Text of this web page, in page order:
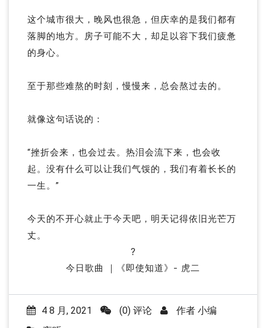
这个城市很大，晚风也很急，但庆幸的是我们都有
落脚的地方。房子可能不大，却足以容下我们疲惫
的身心。
至于那些难熬的时刻，慢慢来，总会熬过去的。
就像这句话说的：
“挫折会来，也会过去。热泪会流下来，也会收
起。没有什么可以让我们气馁的，我们有着长长的
一生。”
今天的不开心就止于今天吧，明天记得依旧光芒万
丈。
?
今日歌曲 ｜《即使知道》- 虎二
4 8 月, 2021 (0) 评论 作者 小编